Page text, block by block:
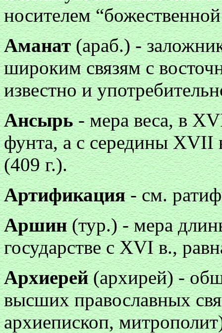
носителем
Аманат(араб.) -
широким связям с
известно и
Ансырь- мера веса, в
фунта, а с середины XVII
(409 г.).
Артификация- см.
Аршин(тур.) - мера
государстве с XVI в.,
Архиерей(архирей) -
высших православных
архиепископ,